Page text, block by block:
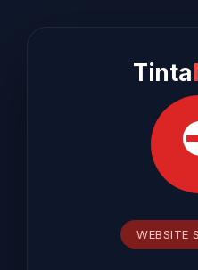
Tinta
WEBSITE